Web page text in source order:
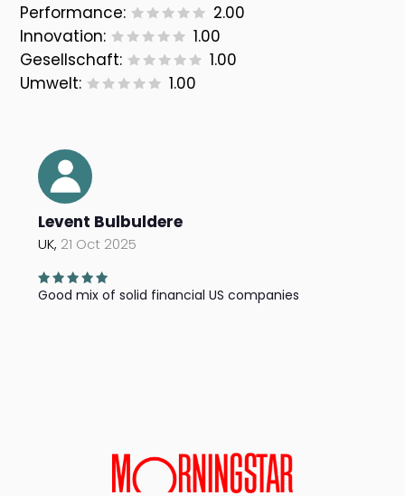
Performance:
2.00
Innovation:
1.00
Gesellschaft:
1.00
Umwelt:
1.00
Levent Bulbuldere
UK, 21 Oct 2025
Good mix of solid financial US companies